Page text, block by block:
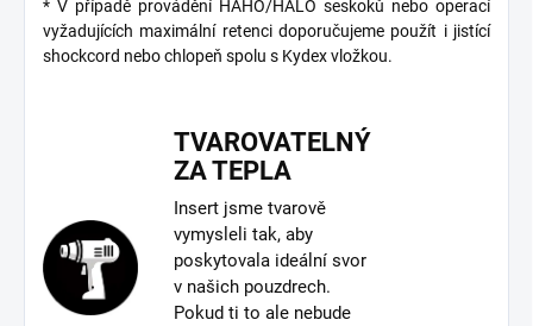
* V případě provádění HAHO/HALO seskoků nebo operací
vyžadujících maximální retenci doporučujeme použít i jistící
shockcord nebo chlopeň spolu s Kydex vložkou.
TVAROVATELNÝ
ZA TEPLA
Insert jsme tvarově
vymysleli tak, aby
poskytovala ideální svor
v našich pouzdrech.
Pokud ti to ale nebude